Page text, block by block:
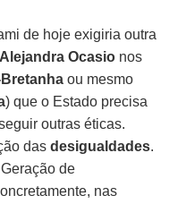
de hoje exigiria outra
Alejandra Ocasio nos
ou mesmo
) que o Estado precisa
outras éticas.
dasdesigualdades.
Geração de
nas